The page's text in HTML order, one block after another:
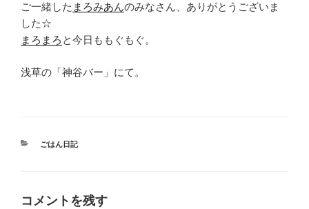
ご一緒した まろみあんのみなさん、ありがとうございま
した☆
まろまろ と今日ももぐもぐ。
浅草の「神谷バー」にて。
カ
ごはん日記
コメントを残す